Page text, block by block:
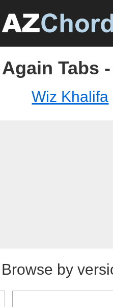
Again Tabs
Wiz Khalifa
Browse by